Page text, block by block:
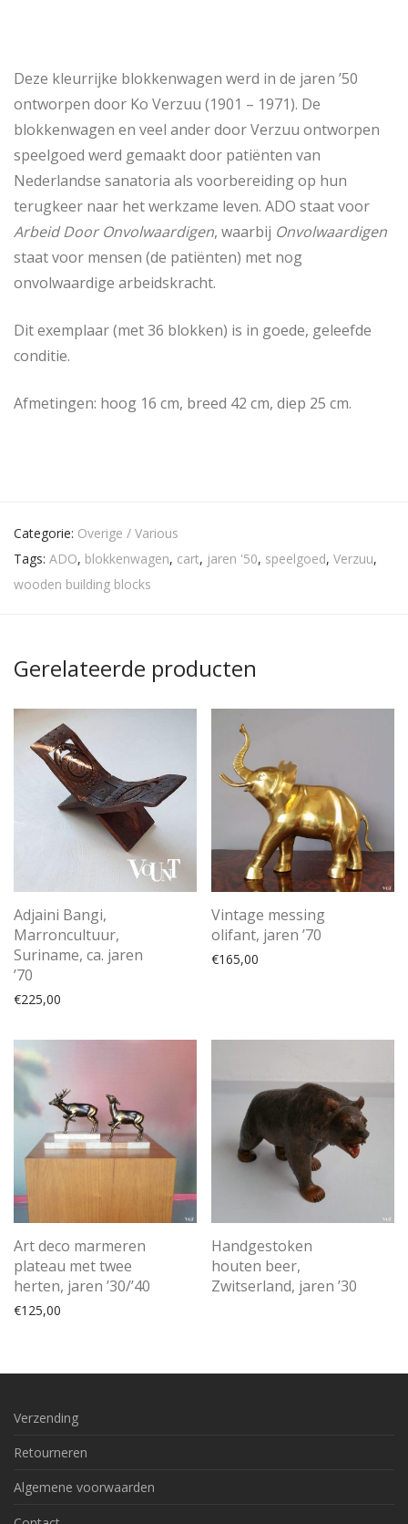
Deze kleurrijke blokkenwagen werd in de jaren ’50
ontworpen door Ko Verzuu (1901 – 1971). De
blokkenwagen en veel ander door Verzuu ontworpen
speelgoed werd gemaakt door patiënten van
Nederlandse sanatoria als voorbereiding op hun
terugkeer naar het werkzame leven. ADO staat voor
Arbeid Door Onvolwaardigen, waarbij Onvolwaardigen
staat voor mensen (de patiënten) met nog
onvolwaardige arbeidskracht.
Dit exemplaar (met 36 blokken) is in goede, geleefde
conditie.
Afmetingen: hoog 16 cm, breed 42 cm, diep 25 cm.
Categorie: Overige / Various
Tags: ADO, blokkenwagen, cart, jaren '50, speelgoed, Verzuu,
wooden building blocks
Gerelateerde producten
Adjaini Bangi,
Marroncultuur,
Suriname, ca. jaren
’70
€225,00
Vintage messing
olifant, jaren ’70
€165,00
Art deco marmeren
plateau met twee
herten, jaren ’30/’40
€125,00
Handgestoken
houten beer,
Zwitserland, jaren ’30
Verzending
Retourneren
Algemene voorwaarden